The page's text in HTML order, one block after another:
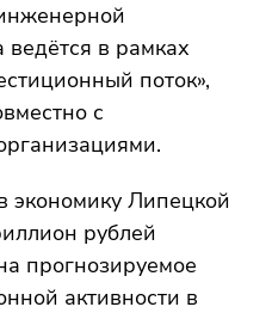
ведётся в рамках
поток»,
с
экономику Липецкой
рублей
прогнозируемое
активности в